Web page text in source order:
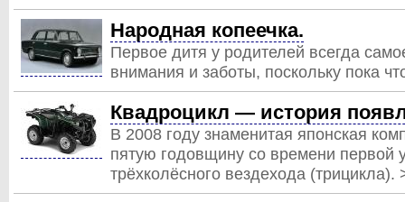
Народная копеечка.
Первое дитя у родителей всегда
внимания и заботы, поскольку пока
Квадроцикл — история
В 2008 году знаменитая японская
пятую годовщину со времени первой
трёхколёсного вездехода (трицикла).